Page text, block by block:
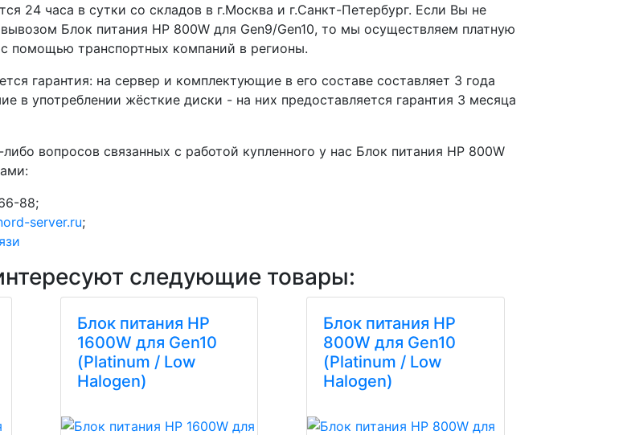
24 часа в сутки со складов в г.Москва и г.Санкт-Петербург. Если Вы не
Блок питания HP 800W для Gen9/Gen10, то мы осуществляем платную
с помощью транспортных компаний в регионы.
гарантия: на сервер и комплектующие в его составе составляет 3 года
в употреблении жёсткие диски - на них предоставляется гарантия 3 месяца
вопросов связанных с работой купленного у нас Блок питания HP 800W
88;
server.ru;
следующие товары:
Блок питания HP
1600W для Gen10
(Platinum / Low
Halogen)
Блок питания HP
800W для Gen10
(Platinum / Low
Halogen)